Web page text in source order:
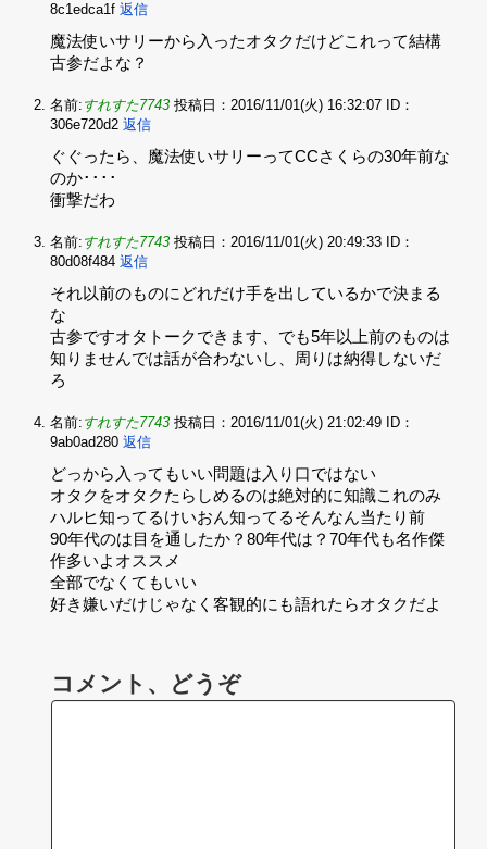
8c1edca1f 返信
魔法使いサリーから入ったオタクだけどこれって結構
古参だよな？
名前: すれすた7743 投稿日：2016/11/01(火) 16:32:07
ID：
306e720d2 返信
ぐぐったら、魔法使いサリーってCCさくらの30年前な
のか････‌
衝撃だわ
名前: すれすた7743 投稿日：2016/11/01(火) 20:49:33
ID：
80d08f484 返信
それ以前のものにどれだけ手を出しているかで決まる
な‌
古参ですオタトークできます、でも5年以上前のものは
知りませんでは話が合わないし、周りは納得しないだ
ろ
名前: すれすた7743 投稿日：2016/11/01(火) 21:02:49
ID：
9ab0ad280 返信
どっから入ってもいい問題は入り口ではない‌
オタクをオタクたらしめるのは絶対的に知識これのみ‌
ハルヒ知ってるけいおん知ってるそんなん当たり前‌
90年代のは目を通したか？80年代は？70年代も名作傑
作多いよオススメ‌
全部でなくてもいい‌
好き嫌いだけじゃなく客観的にも語れたらオタクだよ
コメント、どうぞ